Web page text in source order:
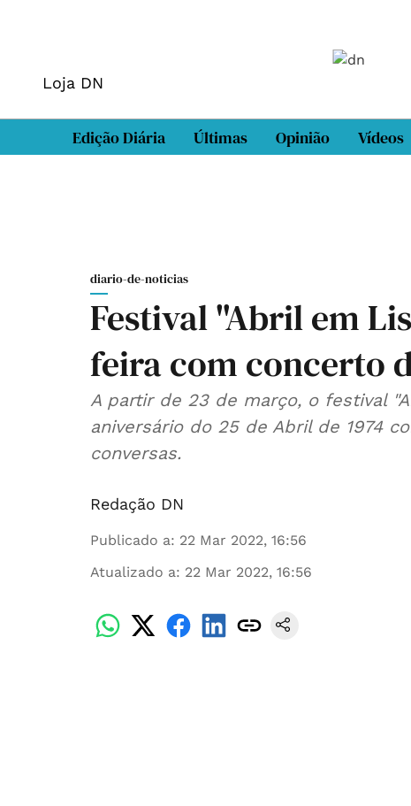
Loja DN
Edição Diária Últimas Opinião Vídeos
diario-de-noticias
Festival "Abril em
feira com concerto
A partir de 23 de março, o festival
aniversário do 25 de Abril de 1974
conversas.
Redação DN
Publicado a: 22 Mar 2022, 16:56
Atualizado a: 22 Mar 2022, 16:56